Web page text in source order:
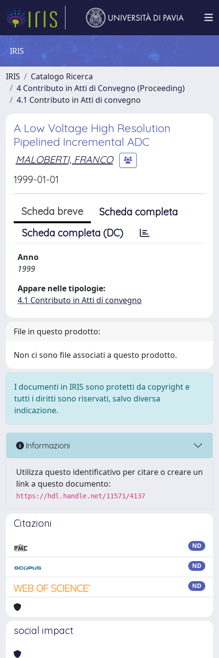
IRIS
IRIS
Catalogo Ricerca
4 Contributo in Atti di Convegno (Proceeding)
4.1 Contributo in Atti di convegno
A Low Voltage High Resolution
Pipelined Incremental ADC
MALOBERTI, FRANCO
1999-01-01
Scheda breve
Scheda completa
Scheda completa (DC)
Anno
1999
Appare nelle tipologie:
4.1 Contributo in Atti di convegno
File in questo prodotto:
Non ci sono file associati a questo prodotto.
I documenti in IRIS sono protetti da copyright e
tutti i diritti sono riservati, salvo diversa
indicazione.
Informazioni
Utilizza questo identificativo per citare o creare un
link a questo documento:
https://hdl.handle.net/11571/4137
Citazioni
ND
ND
ND
social impact